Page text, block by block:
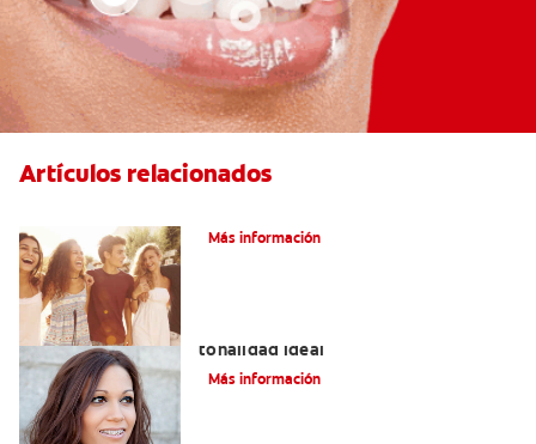
Artículos relacionados
Más información
tonalidad ideal
Más información